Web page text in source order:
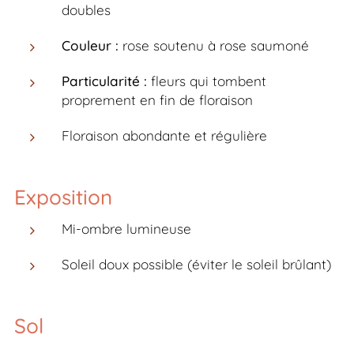
doubles
Couleur : rose soutenu à rose saumoné
Particularité : fleurs qui tombent
proprement en fin de floraison
Floraison abondante et régulière
Exposition
Mi-ombre lumineuse
Soleil doux possible (éviter le soleil brûlant)
Sol